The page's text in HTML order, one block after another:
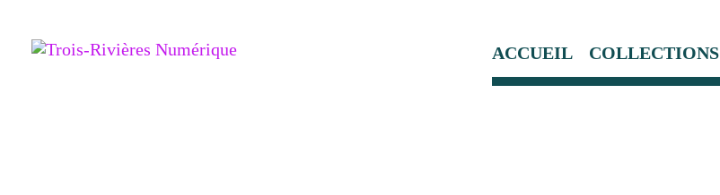
ACCUEIL COLLECTIONS